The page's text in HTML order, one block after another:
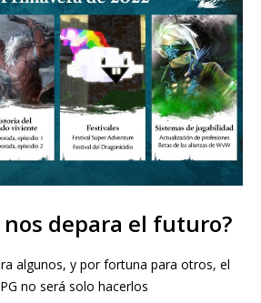
nos depara el futuro?
algunos, y por fortuna para otros, el
no será solo hacerlos